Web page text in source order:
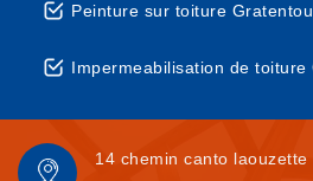
Peinture sur toiture
Impermeabilisation de
14 chemin canto laouzette